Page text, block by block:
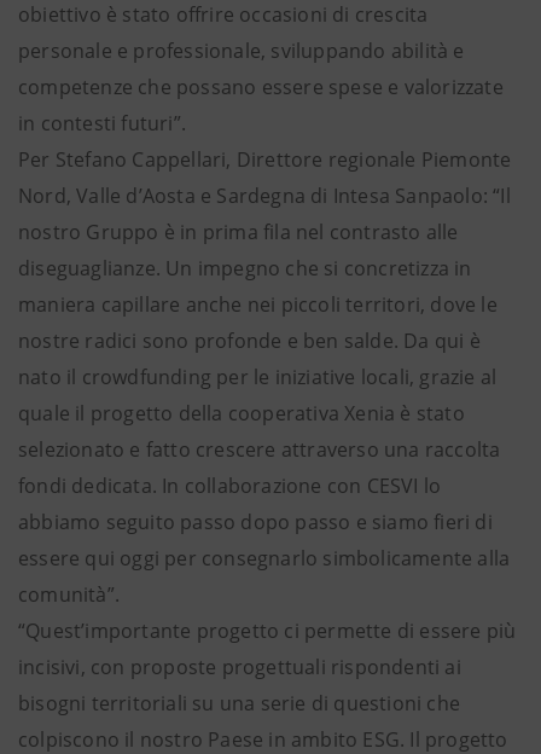
obiettivo è stato offrire occasioni di crescita
personale e professionale, sviluppando abilità e
competenze che possano essere spese e valorizzate
in contesti futuri”.
Per Stefano Cappellari, Direttore regionale Piemonte
Nord, Valle d’Aosta e Sardegna di Intesa Sanpaolo: “Il
nostro Gruppo è in prima fila nel contrasto alle
diseguaglianze. Un impegno che si concretizza in
maniera capillare anche nei piccoli territori, dove le
nostre radici sono profonde e ben salde. Da qui è
nato il crowdfunding per le iniziative locali, grazie al
quale il progetto della cooperativa Xenia è stato
selezionato e fatto crescere attraverso una raccolta
fondi dedicata. In collaborazione con CESVI lo
abbiamo seguito passo dopo passo e siamo fieri di
essere qui oggi per consegnarlo simbolicamente alla
comunità”.
“Quest’importante progetto ci permette di essere più
incisivi, con proposte progettuali rispondenti ai
bisogni territoriali su una serie di questioni che
colpiscono il nostro Paese in ambito ESG. Il progetto